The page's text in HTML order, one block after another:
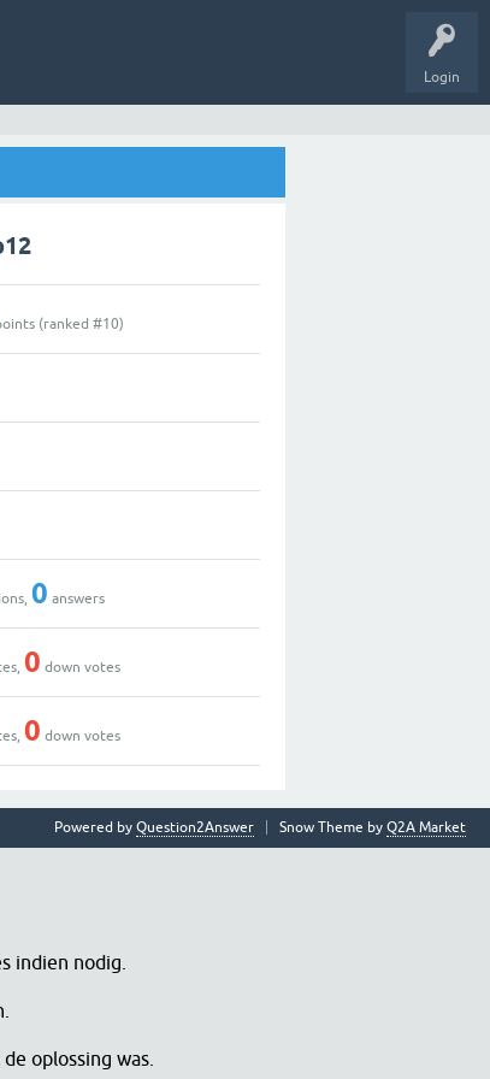
Login
(ranked #10)
0 answers
0 down votes
0 down votes
Snow Theme by Q2A Market
Powered by Question2Answer
indien nodig.
oplossing was.